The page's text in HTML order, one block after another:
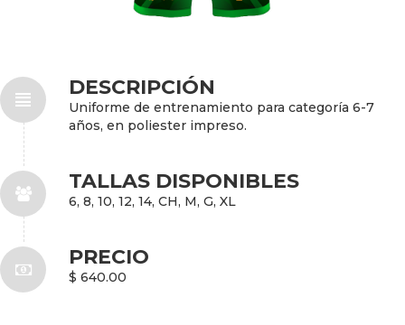
DESCRIPCIÓN
Uniforme de entrenamiento para categoría 6-7
años, en poliester impreso.
TALLAS DISPONIBLES
6, 8, 10, 12, 14, CH, M, G, XL
PRECIO
$ 640.00